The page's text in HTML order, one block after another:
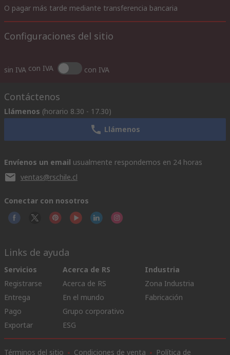
O pagar más tarde mediante transferencia bancaria
Configuraciones del sitio
sin IVA con IVA con IVA
Contáctenos
Llámenos (horario 8.30 - 17.30)
Llámenos
Envíenos un email usualmente respondemos en 24 horas
ventas@rschile.cl
Conectar con nosotros
Links de ayuda
Servicios
Registrarse
Entrega
Pago
Exportar
Acerca de RS
Acerca de RS
En el mundo
Grupo corporativo
ESG
Industria
Zona Industria
Fabricación
Términos del sitio Condiciones de venta Política de